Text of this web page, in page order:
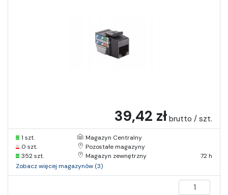
39,42 zł brutto / szt.
1 szt.
Magazyn Centralny
0 szt.
Pozostałe magazyny
352 szt.
Magazyn zewnętrzny
72 h
Zobacz więcej magazynów (3)